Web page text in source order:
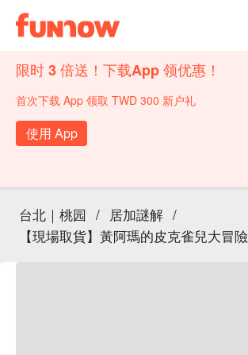
限时 3 倍送！下载App 领优惠！
首次下载 App 领取 TWD 300 新户礼
使用 App
台北｜桃园 / 居加謎解 /
【現場取貨】黃阿瑪的皮克雀兒大冒險